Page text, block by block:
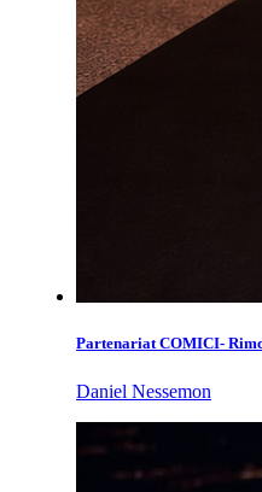
Partenariat COMICI-
Daniel Nessemon